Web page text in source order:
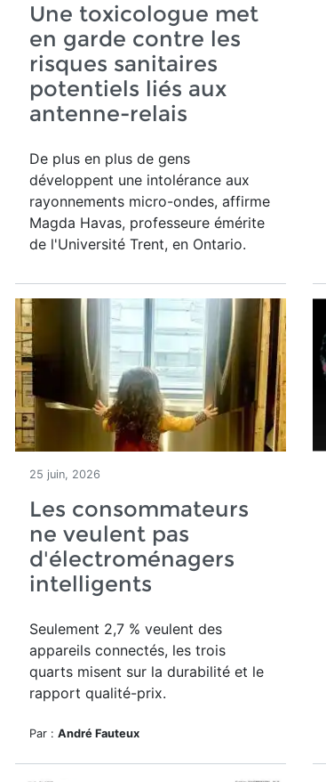
Une toxicologue met
en garde contre les
risques sanitaires
potentiels liés aux
antenne-relais
De plus en plus de gens
développent une intolérance aux
rayonnements micro-ondes, affirme
Magda Havas, professeure émérite
de l'Université Trent, en Ontario.
25 juin, 2026
Les consommateurs
ne veulent pas
d'électroménagers
intelligents
Seulement 2,7 % veulent des
appareils connectés, les trois
quarts misent sur la durabilité et le
rapport qualité-prix.
Par : André Fauteux